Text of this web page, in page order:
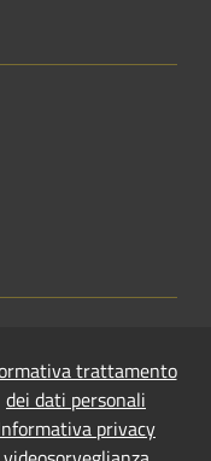
trattamento
dei dati personali
privacy